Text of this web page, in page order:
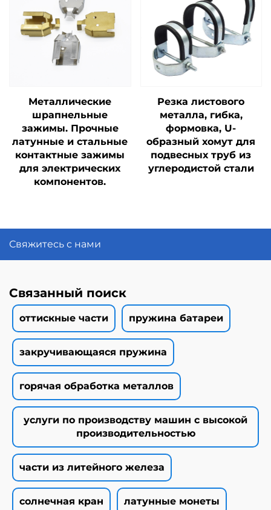
Металлические
шрапнельные
зажимы. Прочные
латунные и стальные
контактные зажимы
для электрических
компонентов.
Резка листового
металла, гибка,
формовка, U-
образный хомут для
подвесных труб из
углеродистой стали
Свяжитесь с нами
Связанный поиск
оттискные части пружина батареи
закручивающаяся пружина
горячая обработка металлов
услуги по производству машин с высокой
производительностью
части из литейного железа
солнечная кран латунные монеты